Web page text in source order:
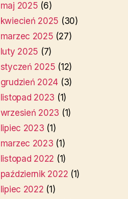
maj 2025 (6)
kwiecień 2025 (30)
marzec 2025 (27)
luty 2025 (7)
styczeń 2025 (12)
grudzień 2024 (3)
listopad 2023 (1)
wrzesień 2023 (1)
lipiec 2023 (1)
marzec 2023 (1)
listopad 2022 (1)
październik 2022 (1)
lipiec 2022 (1)